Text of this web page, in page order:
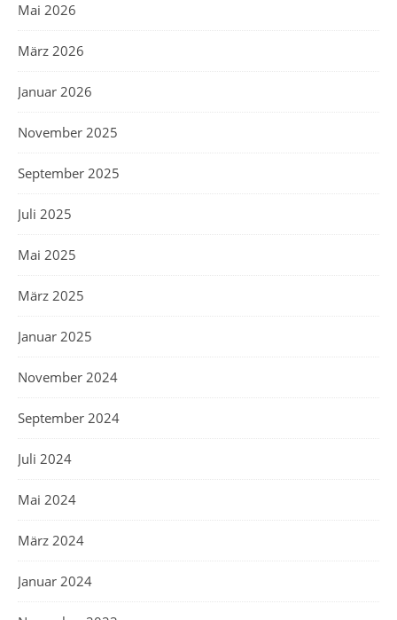
Mai 2026
März 2026
Januar 2026
November 2025
September 2025
Juli 2025
Mai 2025
März 2025
Januar 2025
November 2024
September 2024
Juli 2024
Mai 2024
März 2024
Januar 2024